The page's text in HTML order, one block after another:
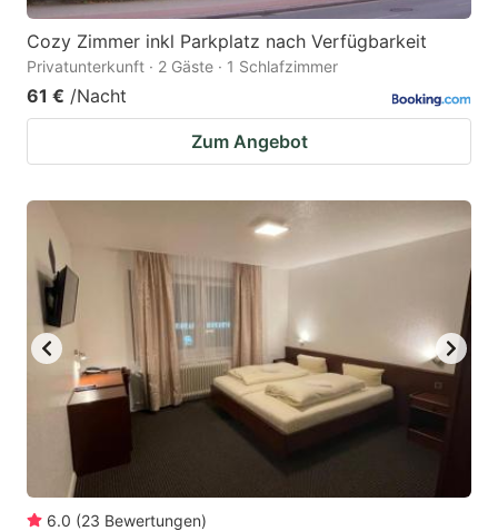
Cozy Zimmer inkl Parkplatz nach Verfügbarkeit
Privatunterkunft · 2 Gäste · 1 Schlafzimmer
61 € /Nacht
Zum Angebot
6.0 (23 Bewertungen)